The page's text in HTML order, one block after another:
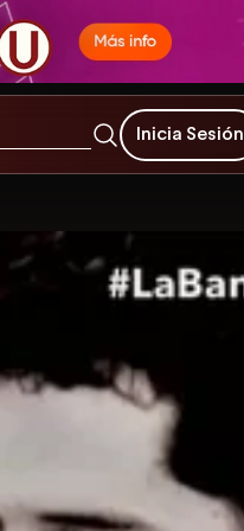
Inicia Sesión